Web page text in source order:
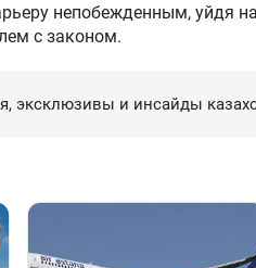
непобежденным, уйдя
с законом.
эксклюзивы и инсайды